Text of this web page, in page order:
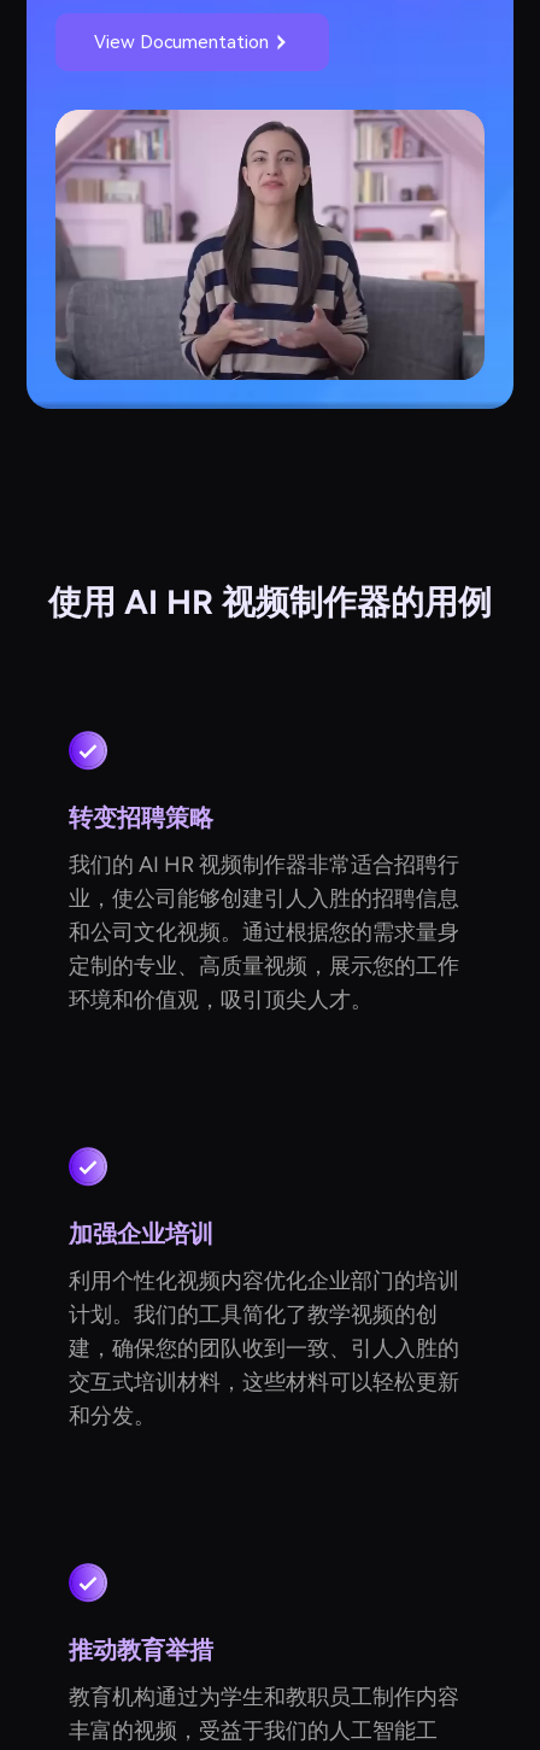
View Documentation
使用 AI HR 视频制作器的用例
转变招聘策略
我们的 AI HR 视频制作器非常适合招聘行
业，使公司能够创建引人入胜的招聘信息
和公司文化视频。通过根据您的需求量身
定制的专业、高质量视频，展示您的工作
环境和价值观，吸引顶尖人才。
加强企业培训
利用个性化视频内容优化企业部门的培训
计划。我们的工具简化了教学视频的创
建，确保您的团队收到一致、引人入胜的
交互式培训材料，这些材料可以轻松更新
和分发。
推动教育举措
教育机构通过为学生和教职员工制作内容
丰富的视频，受益于我们的人工智能工